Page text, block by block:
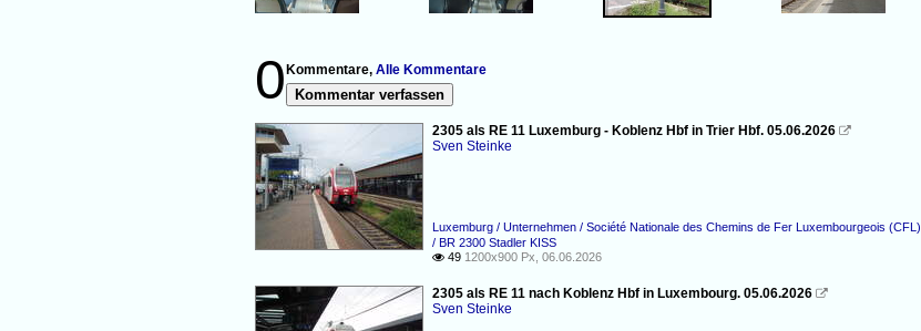
0 Kommentare, Alle Kommentare
Kommentar verfassen
2305 als RE 11 Luxemburg - Koblenz Hbf in Trier Hbf. 05.06.2026 
Sven Steinke
Luxemburg / Unternehmen / Société Nationale des Chemins de Fer Luxembourgeois (CFL)
/ BR 2300 Stadler KISS
 49 1200x900 Px, 06.06.2026
2305 als RE 11 nach Koblenz Hbf in Luxembourg. 05.06.2026 
Sven Steinke